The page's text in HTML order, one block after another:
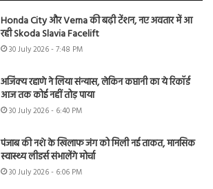
Honda City और Verna की बढ़ी टेंशन, नए अवतार में आ
रही Skoda Slavia Facelift
30 July 2026 - 7:48 PM
अजिंक्य रहाणे ने लिया संन्यास, लेकिन कप्तानी का ये रिकॉर्ड
आज तक कोई नहीं तोड़ पाया
30 July 2026 - 6:40 PM
पंजाब की नशे के खिलाफ जंग को मिली नई ताकत, मानसिक
स्वास्थ्य लीडर्स संभालेंगे मोर्चा
30 July 2026 - 6:06 PM